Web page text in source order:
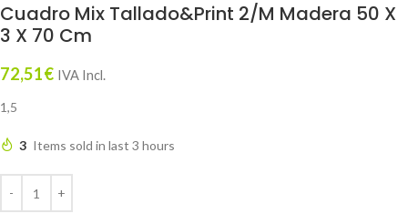
Cuadro Mix Tallado&Print 2/M Madera 50 X
3 X 70 Cm
72,51€ IVA Incl.
1,5
3 Items sold in last 3 hours